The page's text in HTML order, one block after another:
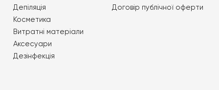
Депіляція
Косметика
Витратні матеріали
Аксесуари
Дезінфекція
Договір публічної оферти